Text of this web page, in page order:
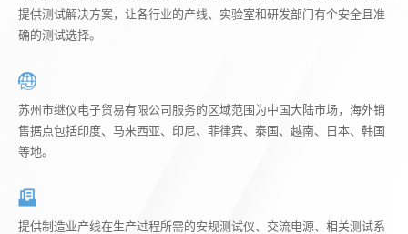
提供测试解决方案，让各行业的产线、实验室和研发部门有个安全且准
确的测试选择。
苏州市继仪电子贸易有限公司服务的区域范围为中国大陆市场，海外销
售据点包括印度、马来西亚、印尼、菲律宾、泰国、越南、日本、韩国
等地。
提供制造业产线在生产过程所需的安规测试仪、交流电源、相关测试系